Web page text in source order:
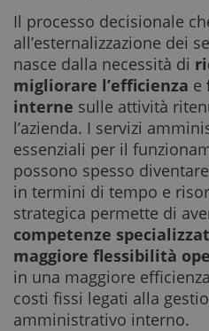
Il processo decisionale
all’esternalizzazione dei
nasce dalla necessità di
migliorare l’efficienza e
interne sulle attività
l’azienda. I servizi
essenziali per il
possono spesso
in termini di tempo e
strategica permette di
competenze
maggiore flessibilità
in una maggiore
costi fissi legati alla
amministrativo interno.